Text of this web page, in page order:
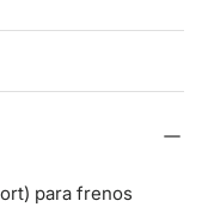
para frenos